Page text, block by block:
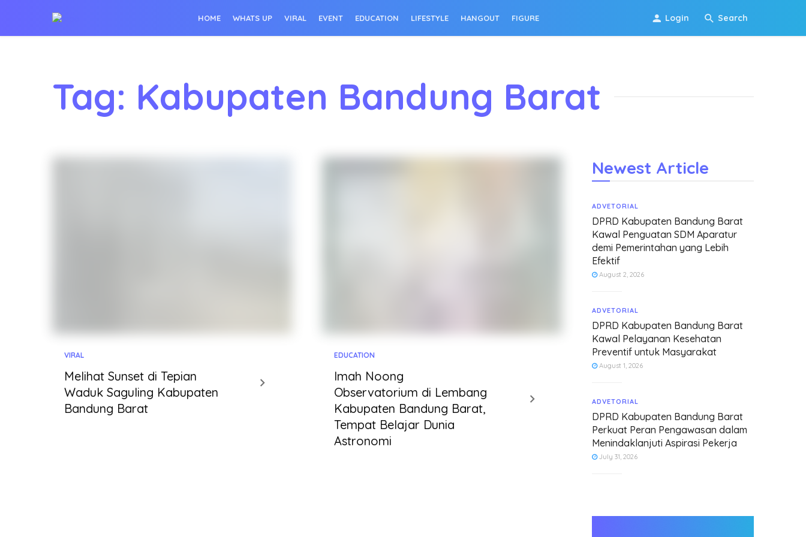
HOME WHATS UP VIRAL EVENT EDUCATION LIFESTYLE HANGOUT FIGURE Login Search
Tag: Kabupaten Bandung Barat
VIRAL
Melihat Sunset di Tepian
Waduk Saguling Kabupaten
Bandung Barat
EDUCATION
Imah Noong
Observatorium di Lembang
Kabupaten Bandung Barat,
Tempat Belajar Dunia
Astronomi
Newest Article
ADVETORIAL
DPRD Kabupaten Bandung Barat
Kawal Penguatan SDM Aparatur
demi Pemerintahan yang Lebih
Efektif
August 2, 2026
ADVETORIAL
DPRD Kabupaten Bandung Barat
Kawal Pelayanan Kesehatan
Preventif untuk Masyarakat
August 1, 2026
ADVETORIAL
DPRD Kabupaten Bandung Barat
Perkuat Peran Pengawasan dalam
Menindaklanjuti Aspirasi Pekerja
July 31, 2026